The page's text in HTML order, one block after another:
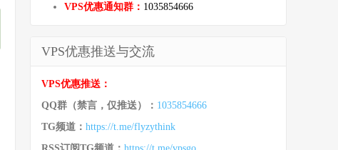
VPS优惠通知群： 1035854666
VPS优惠推送与交流
VPS优惠推送：
QQ群（禁言，仅推送）： 1035854666
TG频道： https://t.me/flyzythink